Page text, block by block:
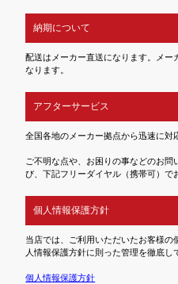
納期について
配送はメーカー直送になります。メ
なります。
アフターサービス
全国各地のメーカー拠点から迅速に対
ご不明な点や、お困りの事などのお問
び、下記フリーダイヤル（携帯可）で
個人情報保護方針
当店では、ご利用いただいたお客様
人情報保護方針に則った管理を徹底し
個人情報保護方針